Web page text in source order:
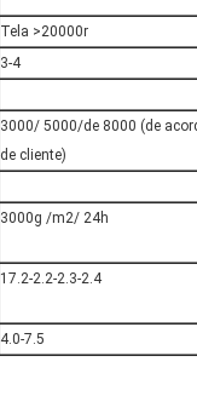
Tela >20000r
3-4
3000/ 5000/de 8000 (de
de cliente)
3000g /m2/ 24h
17.2-2.2-2.3-2.4
4.0-7.5